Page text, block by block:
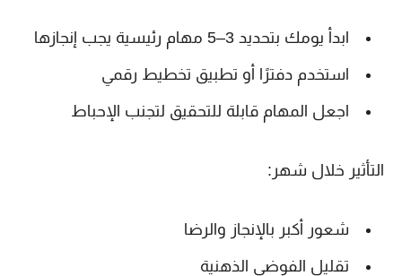
ابدأ يومك بتحديد 3–5 مهام رئيسية يجب إنجازها
استخدم دفترًا أو تطبيق تخطيط رقمي
اجعل المهام قابلة للتحقيق لتجنب الإحباط
التأثير خلال شهر:
شعور أكبر بالإنجاز والرضا
تقليل الفوضى الذهنية